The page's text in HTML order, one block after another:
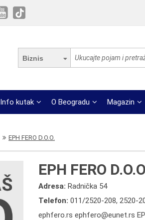
Biznis
Info kutak O Beogradu Magazin
EPH FERO D.O.O.
EPH FERO
Adresa:Radnička 54
Telefon:011/2520-208,2520-
ephfero.rs ephfero@eunet.rs